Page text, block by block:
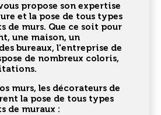
propose son expertise
et la pose de tous types
de murs. Que ce soit pour
une maison, un
bureaux, l'entreprise de
de nombreux coloris,
murs, les décorateurs de
la pose de tous types
de muraux :